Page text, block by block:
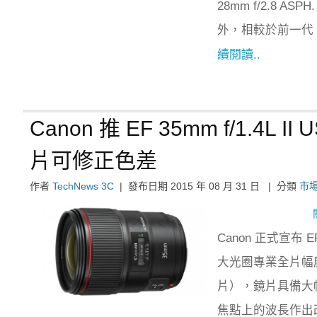
28mm f/2.8
外，相較於前一
續閱讀..
Canon 推 EF 35mm f/1.4L II
片可修正色差
作者 TechNews 3C | 發布日期 2015 年 08 月 31 日 | 分類 市
Canon 正式宣布
大光圈專業全片
片），鏡片具備
焦點上的波長作出